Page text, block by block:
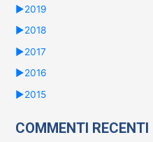
►2019
►2018
►2017
►2016
►2015
COMMENTI RECENTI